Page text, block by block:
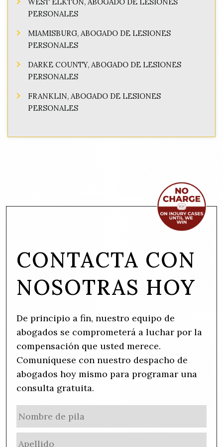
PERSONALES
MIAMISBURG, ABOGADO DE LESIONES
PERSONALES
DARKE COUNTY, ABOGADO DE LESIONES
PERSONALES
FRANKLIN, ABOGADO DE LESIONES
PERSONALES
CONTACTA CON
NOSOTRAS HOY
De principio a fin, nuestro equipo de
abogados se comprometerá a luchar por la
compensación que usted merece.
Comuníquese con nuestro despacho de
abogados hoy mismo para programar una
consulta gratuita.
a
m
e
de